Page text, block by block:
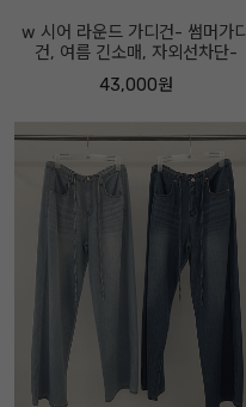
w 시어 라운드 가디건- 썸머가디
건, 여름 긴소매, 자외선차단-
43,000원